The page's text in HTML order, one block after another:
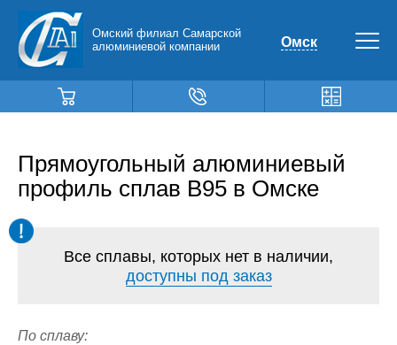
Омский филиал Самарской
алюминиевой компании
Омск
Прямоугольный алюминиевый
профиль сплав В95 в Омске
Все сплавы, которых нет в наличии,
доступны под заказ
По сплаву: